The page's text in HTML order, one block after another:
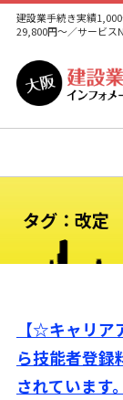
建設業手続き実績
29,800円～／サービス
タグ：改定
【☆キャリ
ら技能者登録
されています。